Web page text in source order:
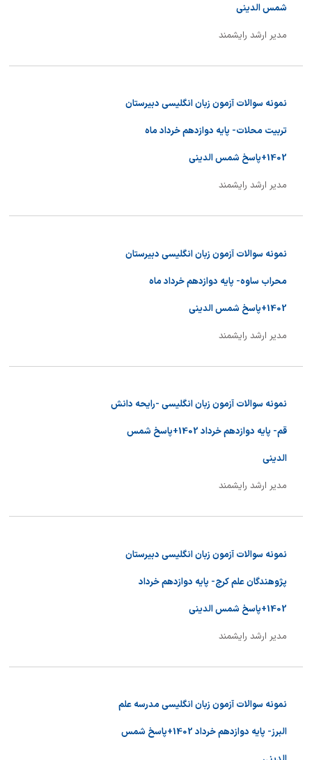
شمس الدینی
مدیر ارشد رایشمند
نمونه سوالات آزمون زبان انگلیسی دبیرستان
تربیت محلات- پایه دوازدهم خرداد ماه
1402+پاسخ شمس الدینی
مدیر ارشد رایشمند
نمونه سوالات آزمون زبان انگلیسی دبیرستان
محراب ساوه- پایه دوازدهم خرداد ماه
1402+پاسخ شمس الدینی
مدیر ارشد رایشمند
نمونه سوالات آزمون زبان انگلیسی -رایحه دانش
قم- پایه دوازدهم خرداد 1402+پاسخ شمس
الدینی
مدیر ارشد رایشمند
نمونه سوالات آزمون زبان انگلیسی دبیرستان
پژوهندگان علم کرج- پایه دوازدهم خرداد
1402+پاسخ شمس الدینی
مدیر ارشد رایشمند
نمونه سوالات آزمون زبان انگلیسی مدرسه علم
البرز- پایه دوازدهم خرداد 1402+پاسخ شمس